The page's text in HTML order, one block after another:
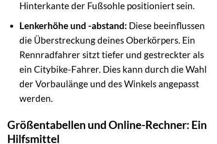
Hinterkante der Fußsohle positioniert sein.
Lenkerhöhe und -abstand: Diese beeinflussen
die Überstreckung deines Oberkörpers. Ein
Rennradfahrer sitzt tiefer und gestreckter als
ein Citybike-Fahrer. Dies kann durch die Wahl
der Vorbaulänge und des Winkels angepasst
werden.
Größentabellen und Online-Rechner: Ein
Hilfsmittel